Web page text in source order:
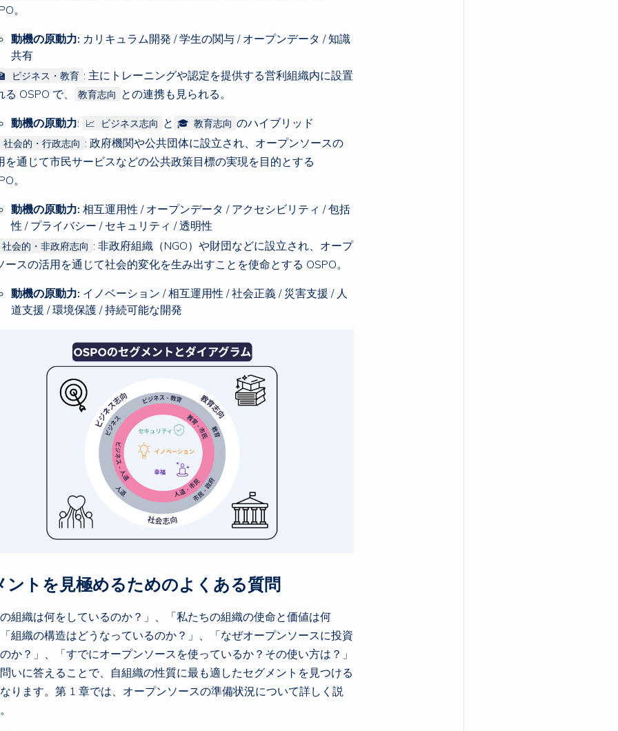
。
動機の原動力: カリキュラム開発 / 学生の関与 / オープンデータ / 知識
共有
ビジネス・教育 : 主にトレーニングや認定を提供する営利組織内に設置
る OSPO で、
教育志向
との連携も見られる。
動機の原動力: 📈 ビジネス志向 と 🎓 教育志向 のハイブリッド
会的・行政志向 : 政府機関や公共団体に設立され、オープンソースの
を通じて市民サービスなどの公共政策目標の実現を目的とする
。
動機の原動力: 相互運用性 / オープンデータ / アクセシビリティ / 包括
性 / プライバシー / セキュリティ / 透明性
会的・非政府志向 : 非政府組織（NGO）や財団などに設立され、オープ
ースの活用を通じて社会的変化を生み出すことを使命とする OSPO。
動機の原動力: イノベーション / 相互運用性 / 社会正義 / 災害支援 / 人
道支援 / 環境保護 / 持続可能な開発
ントを見極めるためのよくある質問
組織は何をしているのか？」、「私たちの組織の使命と価値は何
組織の構造はどうなっているのか？」、「なぜオープンソースに投資
か？」、「すでにオープンソースを使っているか？その使い方は？」
いに答えることで、自組織の性質に最も適したセグメントを見つける
ります。第 1 章では、オープンソースの準備状況について詳しく説